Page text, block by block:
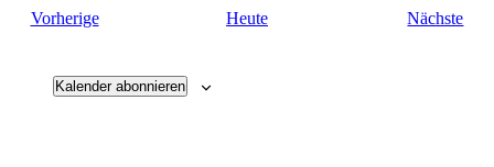
VorherigeVeranstaltungen Heute Nächste
Kalender abonnieren